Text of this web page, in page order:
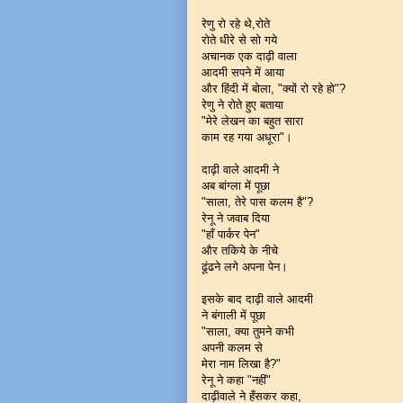
रेणु रो रहे थे,रोते
रोते धीरे से सो गये
अचानक एक दाढ़ी वाला
आदमी सपने में आया
और हिंदी में बोला, "क्यों रो रहे हो"?
रेणु ने रोते हुए बताया
"मेरे लेखन का बहुत सारा
काम रह गया अधूरा"।
दाढ़ी वाले आदमी ने
अब बांग्ला में पूछा
"साला, तेरे पास कलम है"?
रेनू ने जवाब दिया
"हाँ पार्कर पेन"
और तकिये के नीचे
ढूंढने लगे अपना पेन।
इसके बाद दाढ़ी वाले आदमी
ने बंगाली में पूछा
"साला, क्या तुमने कभी
अपनी कलम से
मेरा नाम लिखा है?"
रेनू ने कहा "नहीं"
दाढ़ीवाले ने हँसकर कहा,